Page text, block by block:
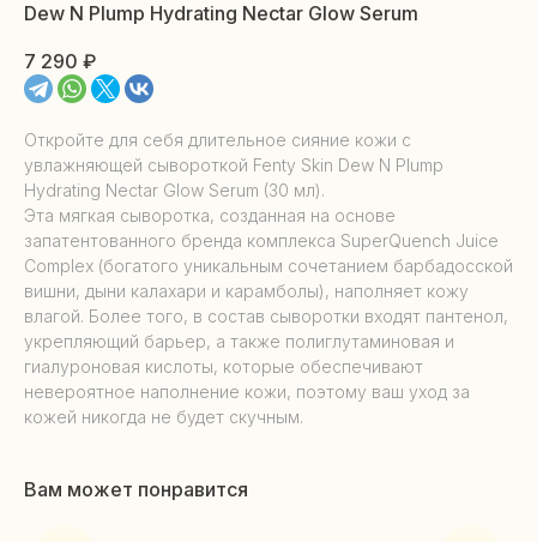
Dew N Plump Hydrating Nectar Glow Serum
7 290 ₽
Откройте для себя длительное сияние кожи с
увлажняющей сывороткой Fenty Skin Dew N Plump
Hydrating Nectar Glow Serum (30 мл).
Эта мягкая сыворотка, созданная на основе
запатентованного бренда комплекса SuperQuench Juice
Complex (богатого уникальным сочетанием барбадосской
вишни, дыни калахари и карамболы), наполняет кожу
влагой. Более того, в состав сыворотки входят пантенол,
укрепляющий барьер, а также полиглутаминовая и
гиалуроновая кислоты, которые обеспечивают
невероятное наполнение кожи, поэтому ваш уход за
кожей никогда не будет скучным.
Вам может понравится